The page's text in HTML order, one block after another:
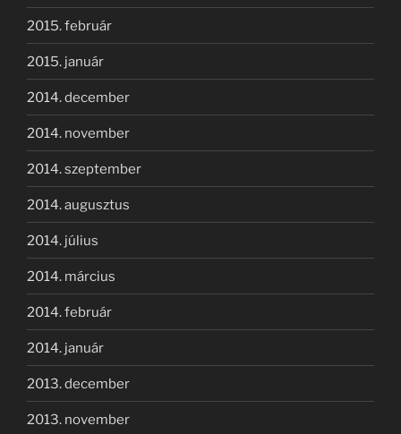
2015. február
2015. január
2014. december
2014. november
2014. szeptember
2014. augusztus
2014. július
2014. március
2014. február
2014. január
2013. december
2013. november